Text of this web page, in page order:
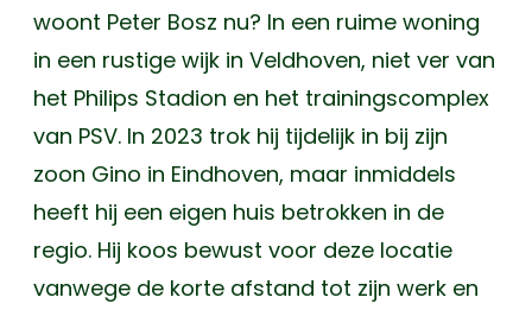
woont Peter Bosz nu? In een ruime woning
in een rustige wijk in Veldhoven, niet ver van
het Philips Stadion en het trainingscomplex
van PSV. In 2023 trok hij tijdelijk in bij zijn
zoon Gino in Eindhoven, maar inmiddels
heeft hij een eigen huis betrokken in de
regio. Hij koos bewust voor deze locatie
vanwege de korte afstand tot zijn werk en